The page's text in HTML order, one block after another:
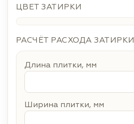
ЦВЕТ ЗАТИРКИ
РАСЧЁТ РАСХОДА ЗАТИРКИ
Длина плитки, мм
Ширина плитки, мм